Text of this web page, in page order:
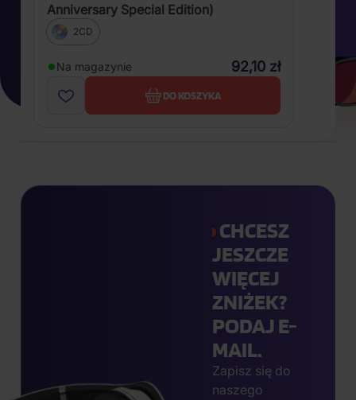
Anniversary Special Edition)
2CD
Na magazynie 92,10 zł
DO KOSZYKA
CHCESZ
JESZCZE
WIĘCEJ
ZNIŻEK?
PODAJ E-
MAIL.
Zapisz się do
naszego